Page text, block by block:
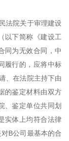
法院关于审理建设
以下简称《建设工
同为无效合同，中
履行的，应将中标
、在法院主持下由
的鉴定材料由双方
、鉴定单位共同划
实体上均符合法律
B公司最基本的合